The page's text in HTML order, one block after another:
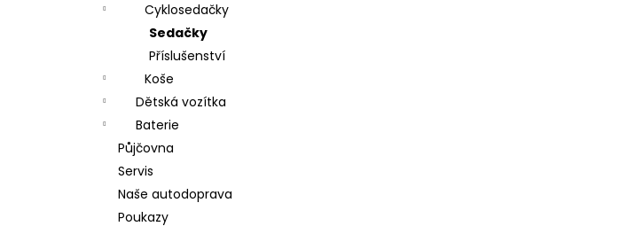
Cyklosedačky
Sedačky
Příslušenství
Koše
Dětská vozítka
Baterie
Půjčovna
Servis
Naše autodoprava
Poukazy